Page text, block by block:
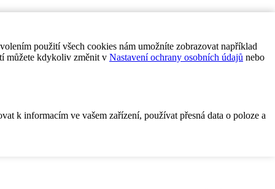
použití všech cookies nám umožníte zobrazovat například
můžete kdykoliv změnit v Nastavení ochrany osobních údajů nebo
k informacím ve vašem zařízení, používat přesná data o poloze a